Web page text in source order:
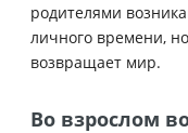
родителями
личного времени,
возвращает мир.
Во взрослом